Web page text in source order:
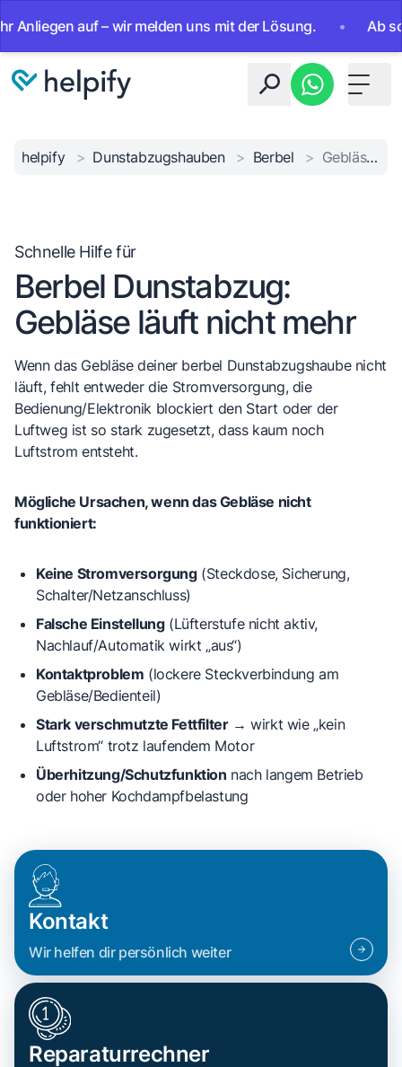
auf – wir melden uns mit der Lösung. • Ab sofort
Toggle
helpify > Dunstabzugshauben > Berbel > Gebläse läuft nicht
Schnelle Hilfe für
Berbel Dunstabzug:
Gebläse läuft nicht mehr
Wenn das Gebläse deiner berbel Dunstabzugshaube nicht
läuft, fehlt entweder die Stromversorgung, die
Bedienung/Elektronik blockiert den Start oder der
Luftweg ist so stark zugesetzt, dass kaum noch
Luftstrom entsteht.
Mögliche Ursachen, wenn das Gebläse nicht
funktioniert:
Keine Stromversorgung(Steckdose, Sicherung,
Schalter/Netzanschluss)
Falsche Einstellung(Lüfterstufe nicht aktiv,
Nachlauf/Automatik wirkt „aus“)
Kontaktproblem (lockere Steckverbindung am
Gebläse/Bedienteil)
Stark verschmutzte Fettfilter→wirkt wie „kein
Luftstrom“ trotz laufendem Motor
Überhitzung/Schutzfunktion nach langem Betrieb
oder hoher Kochdampfbelastung
Kontakt
Wir helfen dir persönlich weiter
Reparaturrechner